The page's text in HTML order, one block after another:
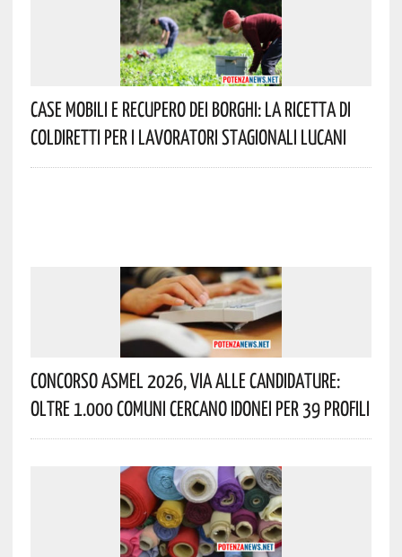
Case Mobili E Recupero Dei Borghi: La Ricetta Di
Coldiretti Per I Lavoratori Stagionali Lucani
Concorso Asmel 2026, Via Alle Candidature:
Oltre 1.000 Comuni Cercano Idonei Per 39 Profili